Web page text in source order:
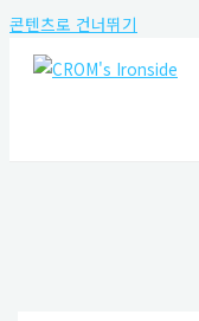
콘텐츠로 건너뛰기